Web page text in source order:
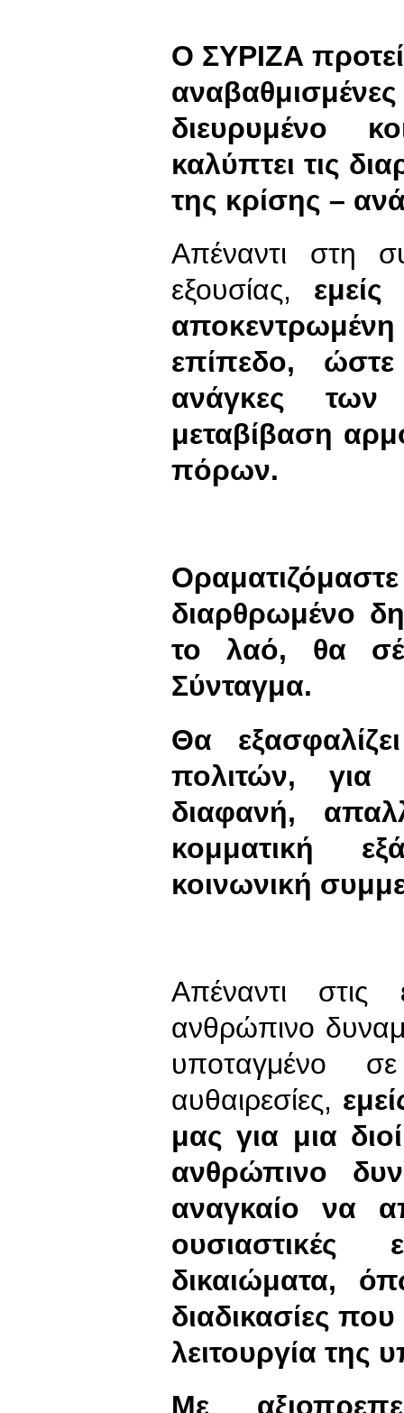
Ο ΣΥΡΙΖΑ
διευρυμένο
καλύπτει τις
της κρίσης –
Απέναντι στη
εξουσίας,
επίπεδο,
ανάγκες των
μεταβίβαση
πόρων.
διαρθρωμένο
το λαό, θα
Σύνταγμα.
Θα
πολιτών, για
διαφανή,
κομματική
κοινωνική
Απέναντι στις
ανθρώπινο
υποταγμένο
αυθαιρεσίες,
μας για μια
ανθρώπινο
αναγκαίο να
ουσιαστικές
δικαιώματα,
διαδικασίες
λειτουργία της
Με